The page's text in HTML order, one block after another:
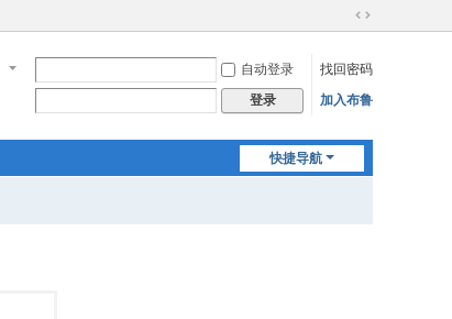
切
到
宽
自动登录
找回密码
登录 加入布鲁
快捷导航